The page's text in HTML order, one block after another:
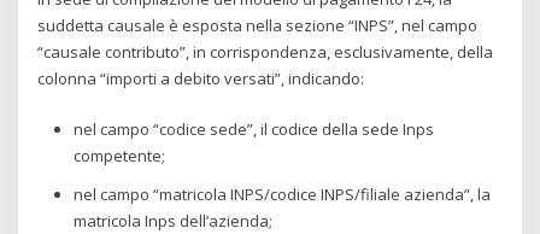
suddetta causale è esposta nella sezione “INPS”, nel campo
“causale contributo”, in corrispondenza, esclusivamente, della
colonna “importi a debito versati”, indicando:
nel campo “codice sede”, il codice della sede Inps
competente;
nel campo “matricola INPS/codice INPS/filiale azienda”, la
matricola Inps dell’azienda;